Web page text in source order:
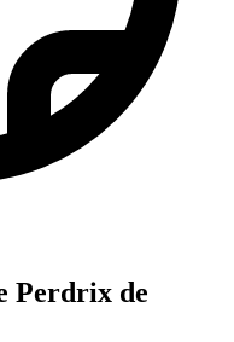
Perdrix de